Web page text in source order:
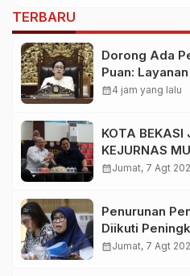
TERBARU
Dorong Ada
Puan:
Kehilangan
calendar_month4 jam yang lalu
KOTA
KEJURNAS
calendar_monthJumat, 7 Agt
Penurunan
Diikuti
Kerja
calendar_monthJumat, 7 Agt